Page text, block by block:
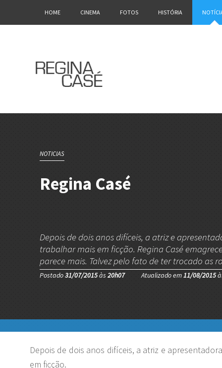
HOME CINEMA FOTOS HISTÓRIA
NOTICIAS
Regina Casé
Depois de dois anos difíceis, a atriz e
trabalhar mais em ficção. Regina Casé
parece mais. Talvez pelo fato de ter trocado as
Postado31/07/2015às20h07 Atualizado em11/08/2015
Depois de dois anos difíceis, a atriz e
em ficção.